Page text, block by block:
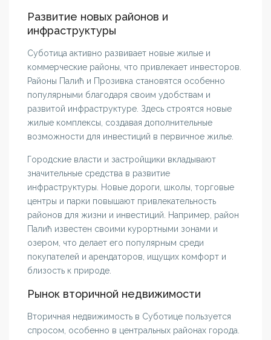
Развитие новых районов и
инфраструктуры
Суботица активно развивает новые жилые и
коммерческие районы, что привлекает инвесторов.
Районы Палић и Прозивка становятся особенно
популярными благодаря своим удобствам и
развитой инфраструктуре. Здесь строятся новые
жилые комплексы, создавая дополнительные
возможности для инвестиций в первичное жилье.
Городские власти и застройщики вкладывают
значительные средства в развитие
инфраструктуры. Новые дороги, школы, торговые
центры и парки повышают привлекательность
районов для жизни и инвестиций. Например, район
Палић известен своими курортными зонами и
озером, что делает его популярным среди
покупателей и арендаторов, ищущих комфорт и
близость к природе.
Рынок вторичной недвижимости
Вторичная недвижимость в Суботице пользуется
спросом, особенно в центральных районах города.